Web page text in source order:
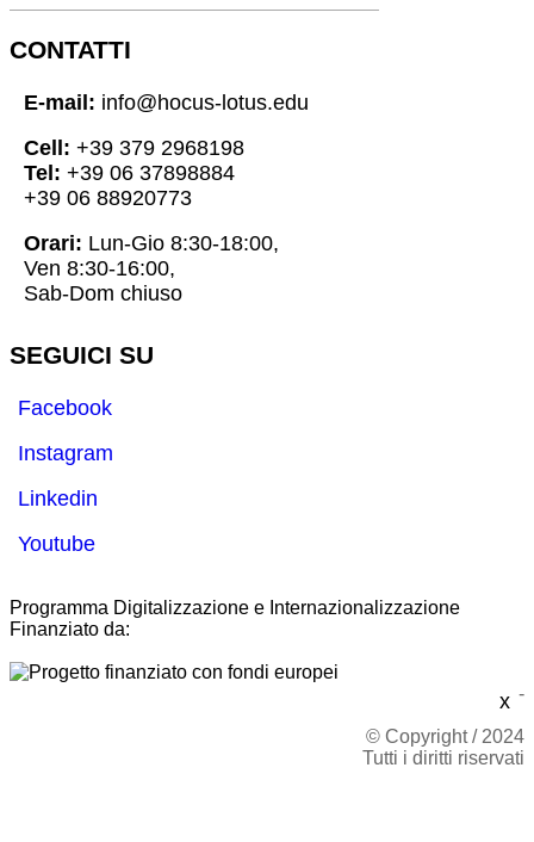
x
CONTATTI
E-mail: info@hocus-lotus.edu
Cell: +39 379 2968198
Tel: +39 06 37898884
+39 06 88920773
Orari: Lun-Gio 8:30-18:00,
Ven 8:30-16:00,
Sab-Dom chiuso
SEGUICI SU
Facebook
Instagram
Linkedin
Youtube
Programma Digitalizzazione e Internazionalizzazione
Finanziato da:
-
© Copyright / 2024
Tutti i diritti riservati